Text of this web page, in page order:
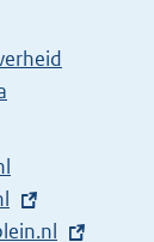
r
l
t